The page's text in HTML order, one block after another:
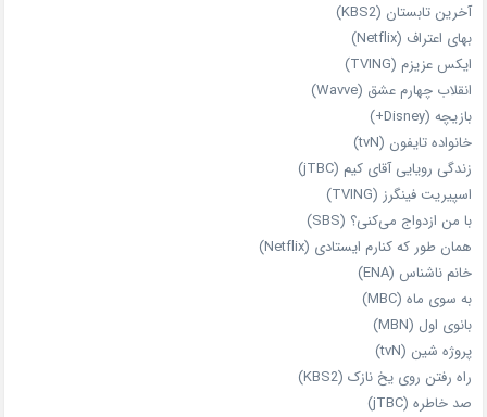
آخرین تابستان (KBS2)
بهای اعتراف (Netflix)
ایکس عزیزم (TVING)
انقلاب چهارم عشق (Wavve)
بازیچه (Disney+)
خانواده تایفون (tvN)
زندگی رویایی آقای کیم (jTBC)
اسپیریت فینگرز (TVING)
با من ازدواج می‌کنی؟ (SBS)
همان‌ طور که کنارم ایستادی (Netflix)
خانم ناشناس (ENA)
به سوی ماه (MBC)
بانوی اول (MBN)
پروژه شین (tvN)
راه رفتن روی یخ نازک (KBS2)
صد خاطره (jTBC)